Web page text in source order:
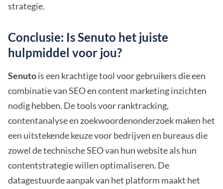
strategie.
Conclusie: Is Senuto het juiste
hulpmiddel voor jou?
Senutois een krachtige tool voor gebruikers die een
combinatie van SEO en content marketing inzichten
nodig hebben. De tools voor ranktracking,
contentanalyse en zoekwoordenonderzoek maken het
een uitstekende keuze voor bedrijven en bureaus die
zowel de technische SEO van hun website als hun
contentstrategie willen optimaliseren. De
datagestuurde aanpak van het platform maakt het